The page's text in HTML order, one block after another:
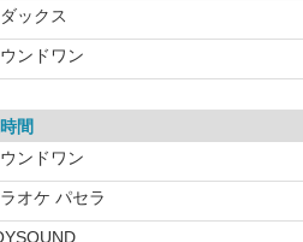
ックス
ンドワン
間
ンドワン
オケ パセラ